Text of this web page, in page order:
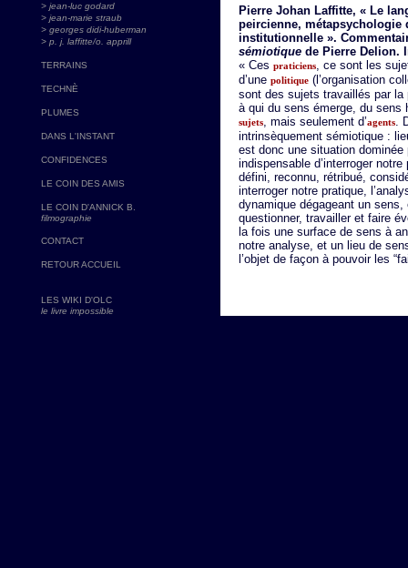
> jean-luc godard
> jean-marie straub
> georges didi-huberman
> p. j. laffitte/o. apprill
TERRAINS
TECHNÈ
PLUMES
DANS L'INSTANT
CONFIDENCES
LE COIN DES AMIS
LE COIN D'ANNICK B.
filmographie
CONTACT
RETOUR ACCUEIL
LES WIKI D'OLC
le livre impossible
Pierre Johan Laffitte, « Le
peircienne, métapsychologie
institutionnelle ».
sémiotique de Pierre Delion.
« Ces praticiens, ce sont les
d’une politique (l’organisation
sont des sujets travaillés par
à qui du sens émerge, du sens
sujets, mais seulement d’agents.
intrinsèquement sémiotique :
est donc une situation
indispensable d’interroger
défini, reconnu, rétribué,
interroger notre pratique,
dynamique dégageant un
questionner, travailler et faire
la fois une surface de sens à
notre analyse, et un lieu de
l’objet de façon à pouvoir les